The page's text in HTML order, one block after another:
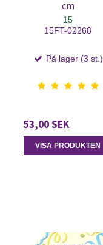
cm
15
15FT-02268
På lager (3 st.)
53,00 SEK
VISA PRODUKTEN